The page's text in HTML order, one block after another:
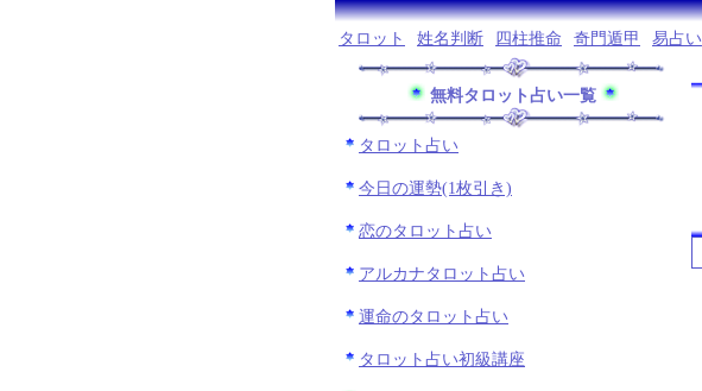
タロット
姓名判断 四柱推命 奇門遁甲 易占い
無料タロット占い一覧
タロット占い
今日の運勢(1枚引き)
恋のタロット占い
アルカナタロット占い
運命のタロット占い
タロット占い初級講座